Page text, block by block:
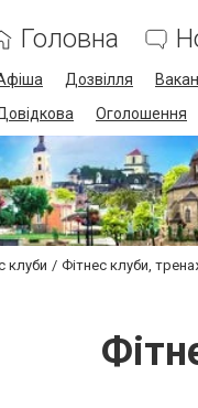
Головна
Дозвілля
Оголошення
клуби Фітнес клуби,